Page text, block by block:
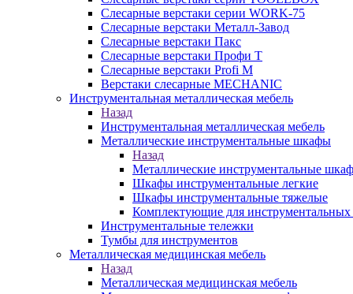
Слесарные верстаки серии WORK-75
Слесарные верстаки Металл-Завод
Слесарные верстаки Пакс
Слесарные верстаки Профи Т
Слесарные верстаки Profi M
Верстаки слесарные MECHANIC
Инструментальная металлическая мебель
Назад
Инструментальная металлическая мебель
Металлические инструментальные шкафы
Назад
Металлические инструментальные
Шкафы инструментальные легкие
Шкафы инструментальные тяжелые
Комплектующие для
Инструментальные тележки
Тумбы для инструментов
Металлическая медицинская мебель
Назад
Металлическая медицинская мебель